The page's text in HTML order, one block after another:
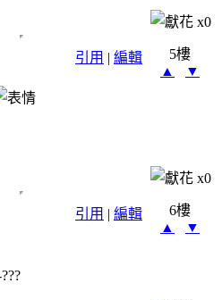
x0
引用 | 編輯
5樓
▲
▼
x0
引用 | 編輯
6樓
▲
▼